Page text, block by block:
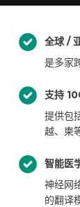
全球 /
是多家
支持
提供包
越、柬
智能医
神经网
的翻译